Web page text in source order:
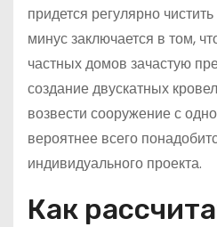
придется регулярно
минус заключается в том,
частных домов зачастую
создание двускатных
возвести сооружение с
вероятнее всего
индивидуального проекта.
Как